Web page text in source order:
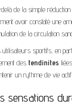
de la simple
avoir constaté une
de la circulation
utilisateurs sportifs, en
des tendinites
un rythme de vie actif.
sensations